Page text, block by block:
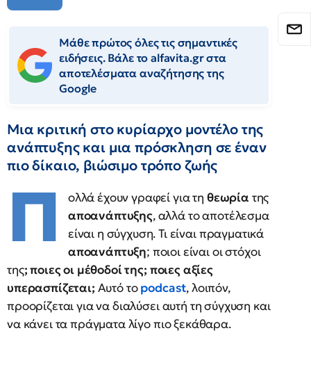
Μάθε πρώτος όλες τις σημαντικές
ειδήσεις. Βάλε το alfavita.gr στα
αποτελέσματα αναζήτησης της
Google
Μια κριτική στο κυρίαρχο μοντέλο της
ανάπτυξης και μια πρόσκληση σε έναν
πιο δίκαιο, βιώσιμο τρόπο ζωής
Π ολλά έχουν γραφεί για τη θεωρία της
αποανάπτυξης, αλλά το αποτέλεσμα
είναι η σύγχυση. Τι είναι πραγματικά
αποανάπτυξη; ποιοι είναι οι στόχοι
της; ποιες οι μέθοδοί της; ποιες αξίες
υπερασπίζεται; Αυτό τοpodcast, λοιπόν,
προορίζεται για να διαλύσει αυτή τη σύγχυση και
να κάνει τα πράγματα λίγο πιο ξεκάθαρα.